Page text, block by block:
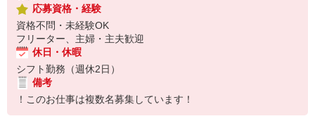
応募資格・経験
資格不問・未経験OK
フリーター、主婦・主夫歓迎
休日・休暇
シフト勤務（週休2日）
備考
！このお仕事は複数名募集しています！